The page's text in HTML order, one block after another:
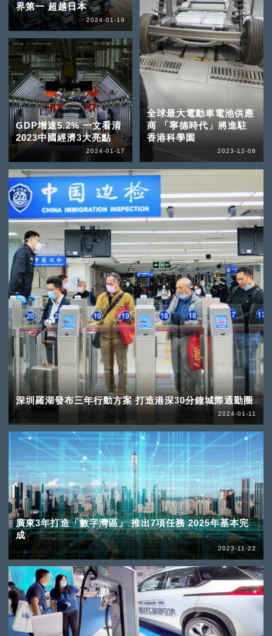
界第一 超越日本
2024-01-19
GDP增速5.2% 一文看清
2023中國經濟3大亮點
2024-01-17
深圳羅湖發布三年行動方案 打造港深30分鐘城際通勤圈
2024-01-11
全球最大電動車電池供應
商 「寧德時代」將進駐
香港科學園
2023-12-08
廣東3年打造「數字灣區」 推出7項任務 2025年基本完
成
2023-11-22